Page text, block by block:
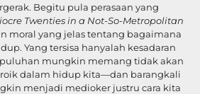
Begitu pula perasaan yang
Twenties in a Not-So-Metropolitan
moral yang jelas tentang bagaimana
Yang tersisa hanyalah kesadaran
mungkin memang tidak akan
dalam hidup kita—dan barangkali
menjadi medioker justru cara kita